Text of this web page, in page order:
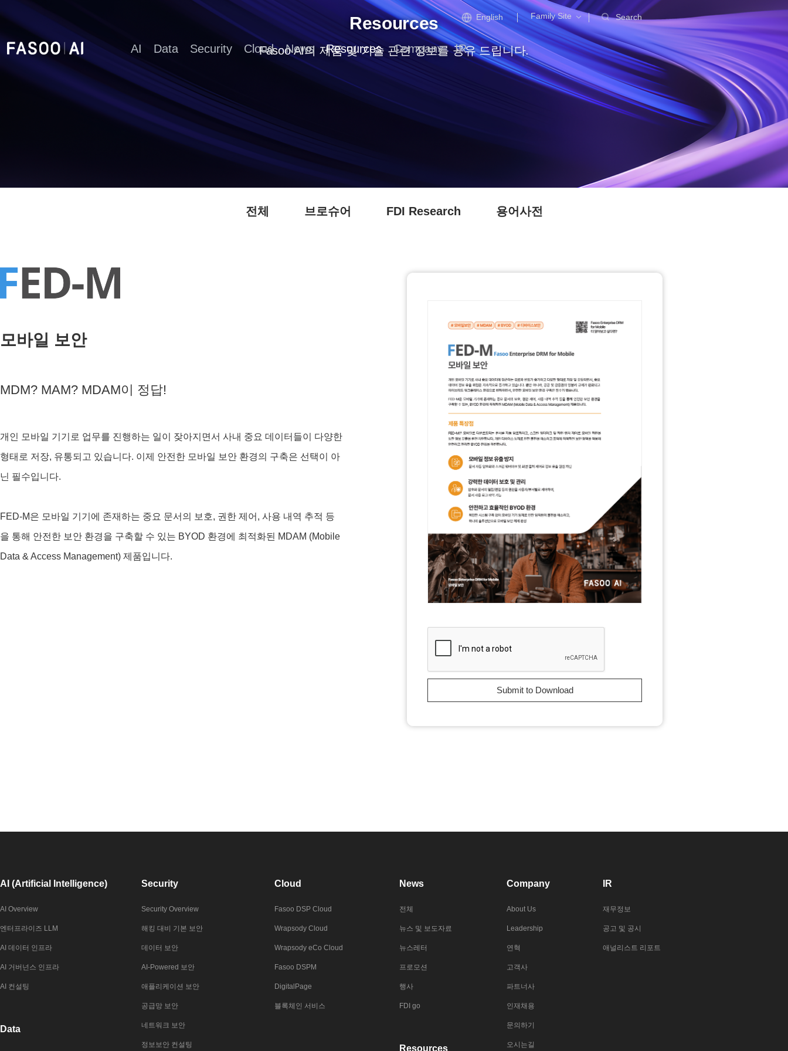
English Family Site Search
AI Data Security Cloud News Resources Company IR
Resources
Fasoo AI의 제품 및 기술 관련 정보를 공유 드립니다.
전체 브로슈어 FDI Research 용어사전
모바일 보안
MDM? MAM? MDAM이 정답!
개인 모바일 기기로 업무를 진행하는 일이 잦아지면서 사내 중요 데이터들이 다양한
형태로 저장, 유통되고 있습니다. 이제 안전한 모바일 보안 환경의 구축은 선택이 아
닌 필수입니다.
FED-M은 모바일 기기에 존재하는 중요 문서의 보호, 권한 제어, 사용 내역 추적 등
을 통해 안전한 보안 환경을 구축할 수 있는 BYOD 환경에 최적화된 MDAM (Mobile
Data & Access Management) 제품입니다.
Submit to Download
AI (Artificial Intelligence)
AI Overview
엔터프라이즈 LLM
AI 데이터 인프라
AI 거버넌스 인프라
AI 컨설팅
Data
Security
Security Overview
해킹 대비 기본 보안
데이터 보안
AI-Powered 보안
애플리케이션 보안
공급망 보안
네트워크 보안
정보보안 컨설팅
Cloud
Fasoo DSP Cloud
Wrapsody Cloud
Wrapsody eCo Cloud
Fasoo DSPM
DigitalPage
블록체인 서비스
News
전체
뉴스 및 보도자료
뉴스레터
프로모션
행사
FDI go
Resources
Company
About Us
Leadership
연혁
고객사
파트너사
인재채용
문의하기
오시는길
IR
재무정보
공고 및 공시
애널리스트 리포트